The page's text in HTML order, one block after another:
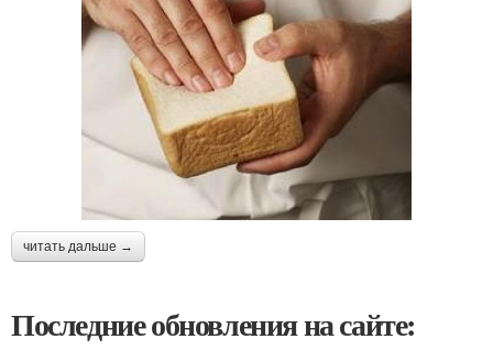
читать дальше →
Последние обновления на сайте: